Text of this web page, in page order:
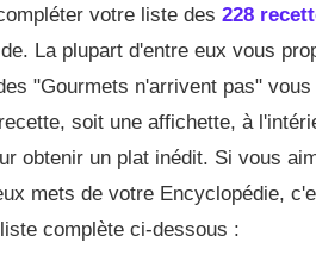
votre liste des 228
La plupart d'entre eux vous
"Gourmets n'arrivent pas" vous
soit une affichette, à
obtenir un plat inédit. Si vous
mets de votre Encyclopédie,
complète ci-dessous :